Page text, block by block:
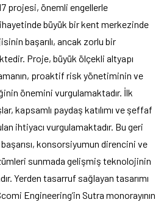
projesi, önemli engellerle
büyük bir kent merkezinde
başarılı, ancak zorlu bir
Proje, büyük ölçekli altyapı
proaktif risk yönetiminin ve
önemini vurgulamaktadır. İlk
kapsamlı paydaş katılımı ve şeffaf
ihtiyacı vurgulamaktadır. Bu geri
konsorsiyumun direncini ve
sunmada gelişmiş teknolojinin
Yerden tasarruf sağlayan tasarımı
Engineering’in Sutra monorayının